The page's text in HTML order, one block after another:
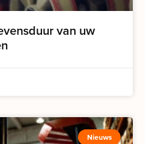
van uw
Nieuws